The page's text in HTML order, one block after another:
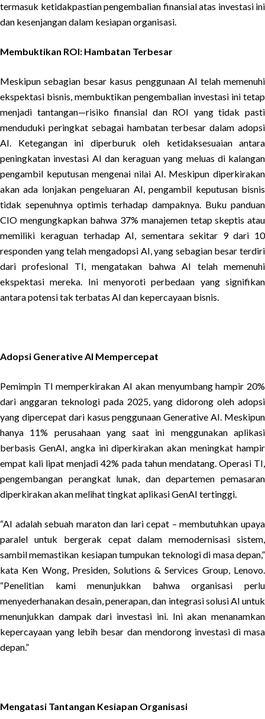
termasuk ketidakpastian pengembalian finansial atas investasi ini
dan kesenjangan dalam kesiapan organisasi.
Membuktikan ROI: Hambatan Terbesar
Meskipun sebagian besar kasus penggunaan AI telah memenuhi
ekspektasi bisnis, membuktikan pengembalian investasi ini tetap
menjadi tantangan—risiko finansial dan ROI yang tidak pasti
menduduki peringkat sebagai hambatan terbesar dalam adopsi
AI. Ketegangan ini diperburuk oleh ketidaksesuaian antara
peningkatan investasi AI dan keraguan yang meluas di kalangan
pengambil keputusan mengenai nilai AI. Meskipun diperkirakan
akan ada lonjakan pengeluaran AI, pengambil keputusan bisnis
tidak sepenuhnya optimis terhadap dampaknya. Buku panduan
CIO mengungkapkan bahwa 37% manajemen tetap skeptis atau
memiliki keraguan terhadap AI, sementara sekitar 9 dari 10
responden yang telah mengadopsi AI, yang sebagian besar terdiri
dari profesional TI, mengatakan bahwa AI telah memenuhi
ekspektasi mereka. Ini menyoroti perbedaan yang signifikan
antara potensi tak terbatas AI dan kepercayaan bisnis.
Adopsi Generative AI Mempercepat
Pemimpin TI memperkirakan AI akan menyumbang hampir 20%
dari anggaran teknologi pada 2025, yang didorong oleh adopsi
yang dipercepat dari kasus penggunaan Generative AI. Meskipun
hanya 11% perusahaan yang saat ini menggunakan aplikasi
berbasis GenAI, angka ini diperkirakan akan meningkat hampir
empat kali lipat menjadi 42% pada tahun mendatang. Operasi TI,
pengembangan perangkat lunak, dan departemen pemasaran
diperkirakan akan melihat tingkat aplikasi GenAI tertinggi.
“AI adalah sebuah maraton dan lari cepat – membutuhkan upaya
paralel untuk bergerak cepat dalam memodernisasi sistem,
sambil memastikan kesiapan tumpukan teknologi di masa depan,”
kata Ken Wong, Presiden, Solutions & Services Group, Lenovo.
“Penelitian kami menunjukkan bahwa organisasi perlu
menyederhanakan desain, penerapan, dan integrasi solusi AI untuk
menunjukkan dampak dari investasi ini. Ini akan menanamkan
kepercayaan yang lebih besar dan mendorong investasi di masa
depan.”
Mengatasi Tantangan Kesiapan Organisasi